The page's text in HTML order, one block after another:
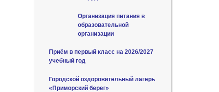
Организация питания в
образовательной
организации
Приём в первый класс на 2026/2027
учебный год
Городской оздоровительный лагерь
«Приморский берег»